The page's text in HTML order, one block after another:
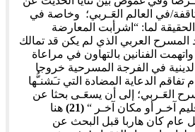
في العالم العَـربي؛ وخاصة في
هاته الحقيقة لما: “اشرأبت المعارضة
المسرح العربي الذي لم يكن قد تمالك
الفنانين بالتهاون في مراعاة
في الفرجة المسرحية خروجا
تفاقم الدعاية المضادة التي تـَشنـُّها
العَـربي؛ إلى أن يسعَـى بحثا عن
آخـر أو مكان آخـر “ (21)
هنا
عام كان هاربا قبل البحث عن